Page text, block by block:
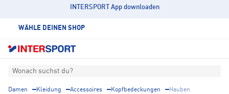
INTERSPORT App downloaden
WÄHLE DEINEN SHOP
Wonach suchst du?
Damen Kleidung Accessoires Kopfbedeckungen Hauben